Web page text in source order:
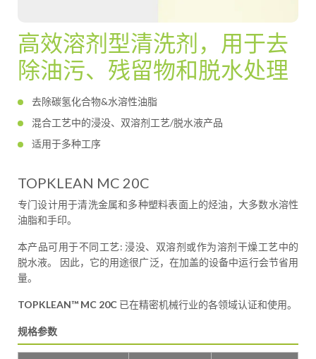
高效溶剂型清洗剂，用于去
除油污、残留物和脱水处理
去除碳氢化合物&水溶性油脂
混合工艺中的浸没、双溶剂工艺/脱水液产品
适用于多种工序
TOPKLEAN MC 20C
专门设计用于清洗金属和多种塑料表面上的烃油，大多数水溶性
油脂和手印。
本产品可用于不同工艺: 浸没、双溶剂或作为溶剂干燥工艺中的
脱水液。 因此，它的用途很广泛，在加盖的设备中运行会节省用
量。
TOPKLEAN™ MC 20C 已在精密机械行业的各领域认证和使用。
规格参数